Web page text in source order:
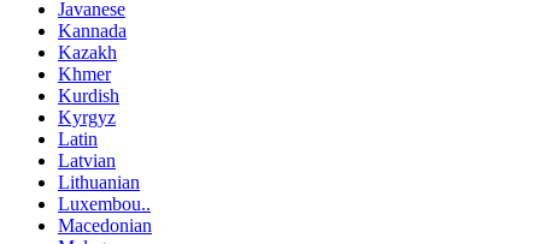
Javanese
Kannada
Kazakh
Khmer
Kurdish
Kyrgyz
Latin
Latvian
Lithuanian
Luxembou..
Macedonian